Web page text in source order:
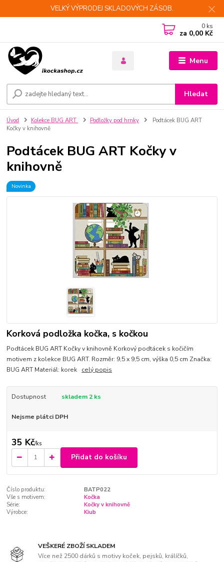
VELKÝ VÝPRODEJ SKLADOVÝCH ZÁSOB.
Menu
Hledat
0 ks
za 0,00 Kč
Úvod Kolekce BUG ART Podložky pod hrnky
Podtácek BUG ART
Kočky v knihovně
Podtácek BUG ART Kočky v
knihovně
Novinka
Korková podložka kočka, s kočkou
Podtácek BUG ART Kočky v knihovně Korkový podtácek s kočičím
motivem z kolekce BUG ART. Rozměr: 9,5 x 9,5 cm, výška 0,5 cm Značka:
BUG ART Materiál: korek celý popis
Dostupnost skladem 2 ks
Nejsme plátci DPH
35 Kč/ks
Přidat do košíku
Číslo produktu:
BATP022
Vše s motivem:
Kočka
Série:
Kočky v knihovně
Výrobce:
Kiub
VEŠKERÉ ZBOŽÍ SKLADEM
Více než 2500 dárků s motivy koček, pejsků, králíčků,